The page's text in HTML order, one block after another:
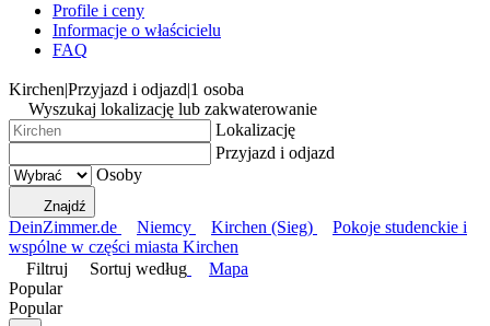
Profile i ceny
Informacje o właścicielu
FAQ
Kirchen|Przyjazd i odjazd|1 osoba
Wyszukaj lokalizację lub zakwaterowanie
Lokalizację
Przyjazd i odjazd
Osoby
Znajdź
DeinZimmer.de Niemcy Kirchen (Sieg)
Pokoje studenckie i
wspólne w części miasta Kirchen
Filtruj
Sortuj według
Mapa
Popular
Popular